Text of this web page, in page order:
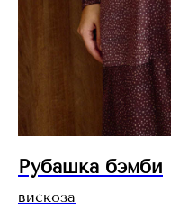
Рубашка бэмби
вискоза